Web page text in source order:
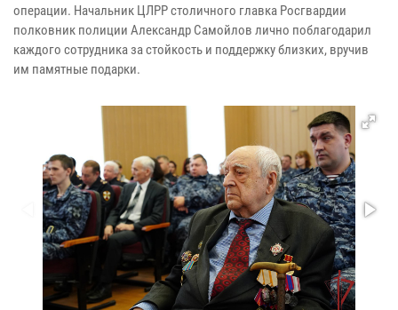
операции. Начальник ЦЛРР столичного главка Росгвардии
полковник полиции Александр Самойлов лично поблагодарил
каждого сотрудника за стойкость и поддержку близких, вручив
им памятные подарки.